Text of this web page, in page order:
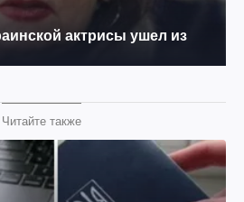
Читайте также